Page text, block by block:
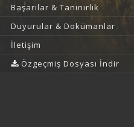
Başarılar & Tanınırlık
Duyurular & Dokümanlar
İletişim
Özgeçmiş Dosyası İndir